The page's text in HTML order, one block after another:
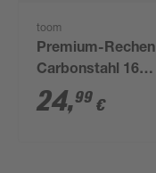
toom
Premium-Rechen
Carbonstahl 16
Zinken 155 cm
24,99 €